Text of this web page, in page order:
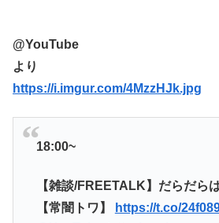
@YouTube
より
https://i.imgur.com/4MzzHJk.jpg
18:00~
【雑談/FREETALK】だらだら
【常闇トワ】
https://t.co/